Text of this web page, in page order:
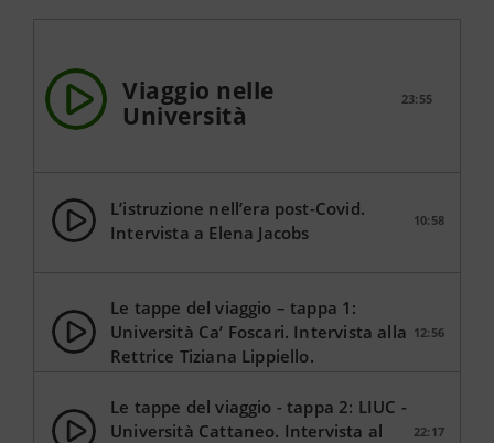
Viaggio nelle
Università
23:55
L’istruzione nell’era post-Covid.
Intervista a Elena Jacobs
10:58
Le tappe del viaggio – tappa 1:
Università Ca’ Foscari. Intervista alla
Rettrice Tiziana Lippiello.
12:56
Le tappe del viaggio - tappa 2: LIUC -
Università Cattaneo. Intervista al
22:17